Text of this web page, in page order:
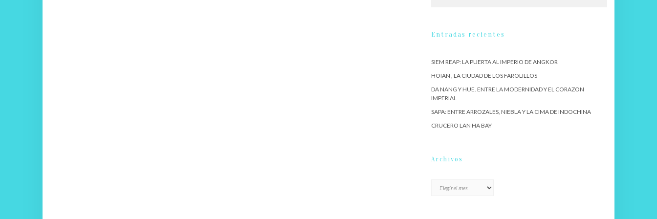
Entradas recientes
SIEM REAP: LA PUERTA AL IMPERIO DE ANGKOR
HOIAN , LA CIUDAD DE LOS FAROLILLOS
DA NANG Y HUE. ENTRE LA MODERNIDAD Y EL CORAZON
IMPERIAL
SAPA: ENTRE ARROZALES, NIEBLA Y LA CIMA DE INDOCHINA
CRUCERO LAN HA BAY
Archivos